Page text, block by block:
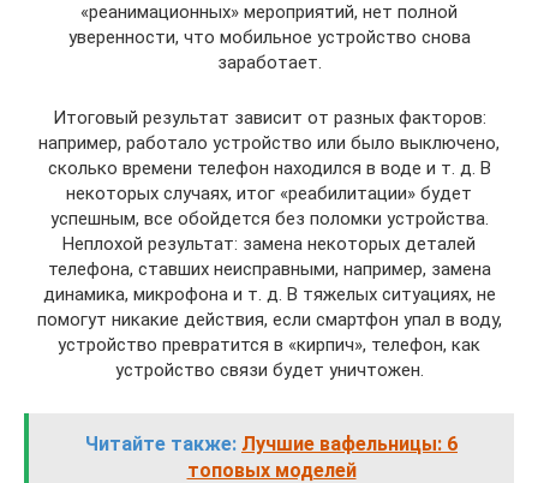
«реанимационных» мероприятий, нет полной
уверенности, что мобильное устройство снова
заработает.
Итоговый результат зависит от разных факторов:
например, работало устройство или было выключено,
сколько времени телефон находился в воде и т. д. В
некоторых случаях, итог «реабилитации» будет
успешным, все обойдется без поломки устройства.
Неплохой результат: замена некоторых деталей
телефона, ставших неисправными, например, замена
динамика, микрофона и т. д. В тяжелых ситуациях, не
помогут никакие действия, если смартфон упал в воду,
устройство превратится в «кирпич», телефон, как
устройство связи будет уничтожен.
Читайте также: Лучшие вафельницы: 6
топовых моделей